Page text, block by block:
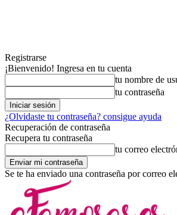
Registrarse
¡Bienvenido! Ingresa en tu cuenta
tu nombre de
tu contraseña
¿Olvidaste tu contraseña? consigue ayuda
Recuperación de contraseña
Recupera tu contraseña
tu correo
Se te ha enviado una contraseña por correo